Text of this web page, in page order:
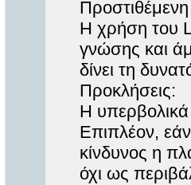
Προστιθέμενη
Η χρήση του
γνώσης και
δίνει τη
Προκλήσεις:
Η υπερβολικά
Επιπλέον,
κίνδυνος η
όχι ως